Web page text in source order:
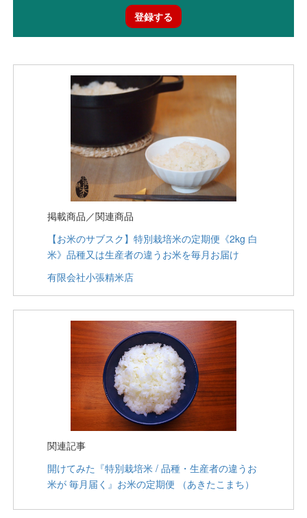
登録する
掲載商品／関連商品
【お米のサブスク】特別栽培米の定期便《2kg 白
米》品種又は生産者の違うお米を毎月お届け
有限会社小張精米店
関連記事
開けてみた『特別栽培米 / 品種・生産者の違うお
米が 毎月届く』お米の定期便 （あきたこまち）